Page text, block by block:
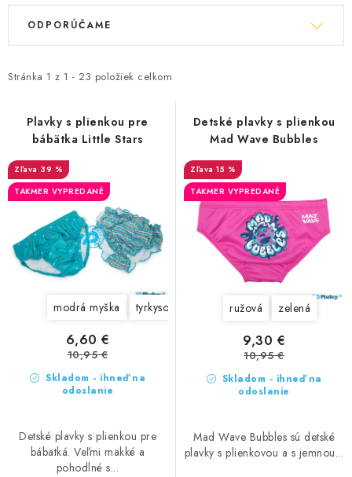
OBUV
VŠETKO PRE DETI
HRAČKY DO VODY
TAŠKY A VAKY
CVIČENIE
SAUNOVANIE
Predajňa Plutvy.sk O nás Kontakt
ý
i
r
o
d
k
t
Stránka 1 z 1 - 23 položiek celkom
R
e
p
r
d
u
ODPORÚČAME
Plavky s plienkou pre
bábätka Little Stars
39 %
TAKMER VYPREDANÉ
modrá myška tyrkysové kvetinky palmy ružové
Skladom - ihneď na
odoslanie
6,60 €
10,95 €
Detské plavky s plienkou pre
bábätká. Veľmi mäkké a
pohodlné s...
Detské plavky s plienkou
Mad Wave Bubbles
15 %
TAKMER VYPREDANÉ
ružová zelená
Skladom - ihneď na
odoslanie
9,30 €
10,95 €
Mad Wave Bubbles sú detské
plavky s plienkovou a s jemnou...